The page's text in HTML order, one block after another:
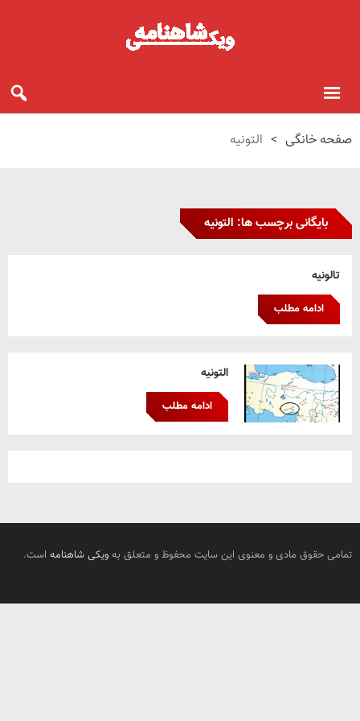
صفحه خانگی > التونیه
بایگانی برچسب ها: التونیه
تالونیه
ادامه مطلب
التونیه
ادامه مطلب
تمامی حقوق مادی و معنوی این سایت محفوظ و متعلق به ویکی شاهنامه است.